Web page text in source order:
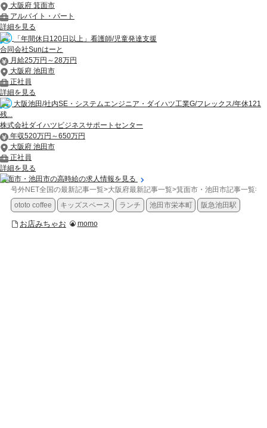
大阪府 箕面市
アルバイト・パート
詳細を見る
「年間休日120日以上」看護師/児童発達支援
合同会社Sunはーと
月給25万円～28万円
大阪府 池田市
正社員
詳細を見る
大阪池田/社内SE・システムエンジニア・ダイハツ工業G/フレックス/年休121
残...
株式会社ダイハツビジネスサポートセンター
年収520万円～650万円
大阪府 池田市
正社員
詳細を見る
箕面市・池田市の高時給の求人情報を見る
号外NET全国の最新記事一覧>大阪府最新記事一覧>箕面市・池田市記事一覧>
ototo coffee
キッズスペース ランチ 池田市栄本町 阪急池田駅
お店みちゃお momo